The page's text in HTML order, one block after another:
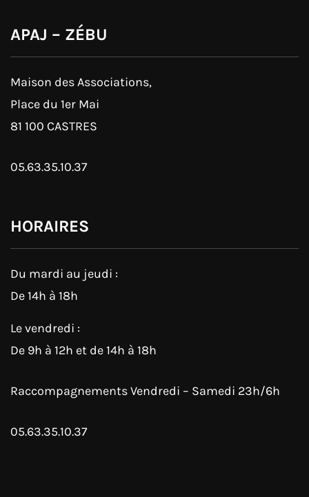
APAJ – ZÉBU
Maison des Associations,
Place du 1er Mai
81 100 CASTRES
05.63.35.10.37
HORAIRES
Du mardi au jeudi :
De 14h à 18h
Le vendredi :
De 9h à 12h et de 14h à 18h
Raccompagnements Vendredi – Samedi 23h/6h
05.63.35.10.37